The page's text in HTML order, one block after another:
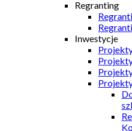
Regranting
Inwestycje